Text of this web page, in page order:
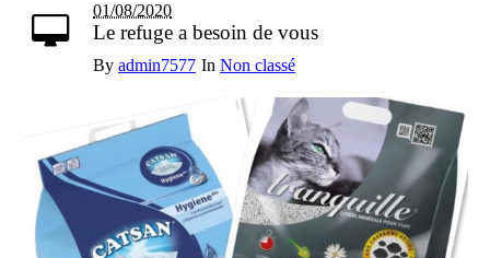
01/08/2020
Le refuge a besoin de vous
By admin7577 In Non classé